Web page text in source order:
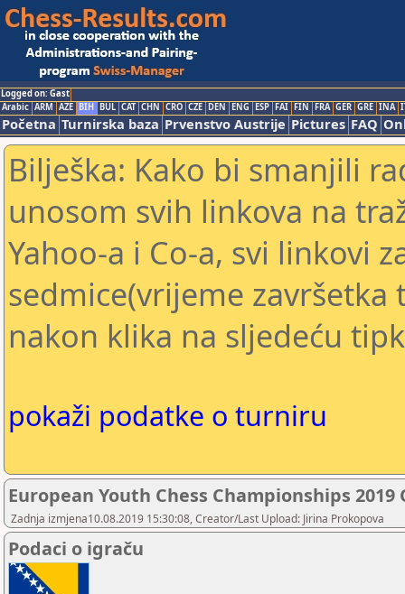
Logged on: Gast
Arabic ARM AZE BIH BUL CAT CHN CRO CZE DEN ENG ESP FAI FIN FRA GER GRE INA
Početna Turnirska baza Prvenstvo Austrije Pictures FAQ
Bilješka: Kako bi smanjili
unosom svih linkova na
Yahoo-a i Co-a, svi linkovi
sedmice(vrijeme
nakon klika na sljedeću
pokaži podatke o turniru
European Youth Chess Championships 2019
Zadnja izmjena10.08.2019 15:30:08, Creator/Last Upload: Jirina Prokopova
Podaci o igraču